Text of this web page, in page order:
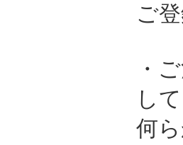
ご
・
し
何